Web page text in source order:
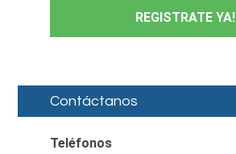
REGISTRATE YA!
Contáctanos
Teléfonos